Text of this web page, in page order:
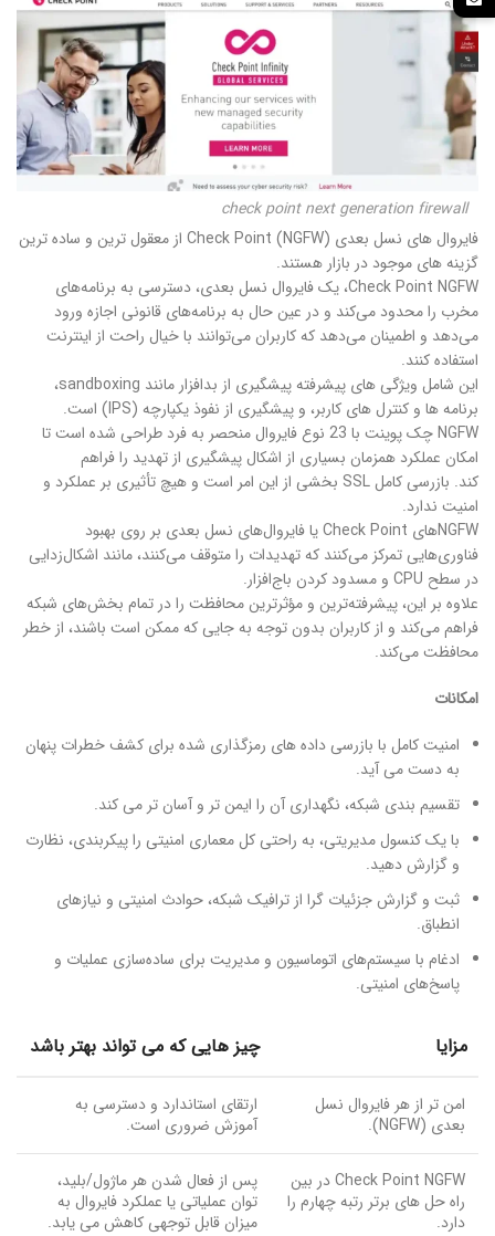
check point next generation firewall
فایروال های نسل بعدی Check Point (NGFW) از معقول ترین و ساده ترین
گزینه های موجود در بازار هستند.
Check Point NGFW، یک فایروال نسل بعدی، دسترسی به برنامه‌های
مخرب را محدود می‌کند و در عین حال به برنامه‌های قانونی اجازه ورود
می‌دهد و اطمینان می‌دهد که کاربران می‌توانند با خیال راحت از اینترنت
استفاده کنند.
این شامل ویژگی های پیشرفته پیشگیری از بدافزار مانند sandboxing،
برنامه ها و کنترل های کاربر، و پیشگیری از نفوذ یکپارچه (IPS) است.
NGFW چک پوینت با 23 نوع فایروال منحصر به فرد طراحی شده است تا
امکان عملکرد همزمان بسیاری از اشکال پیشگیری از تهدید را فراهم
کند. بازرسی کامل SSL بخشی از این امر است و هیچ تأثیری بر عملکرد و
امنیت ندارد.
NGFWهای Check Point یا فایروال‌های نسل بعدی بر روی بهبود
فناوری‌هایی تمرکز می‌کنند که تهدیدات را متوقف می‌کنند، مانند اشکال‌زدایی
در سطح CPU و مسدود کردن باج‌افزار.
علاوه بر این، پیشرفته‌ترین و مؤثرترین محافظت را در تمام بخش‌های شبکه
فراهم می‌کند و از کاربران بدون توجه به جایی که ممکن است باشند، از خطر
محافظت می‌کند.
امکانات
امنیت کامل با بازرسی داده های رمزگذاری شده برای کشف خطرات پنهان
به دست می آید.
تقسیم بندی شبکه، نگهداری آن را ایمن تر و آسان تر می کند.
با یک کنسول مدیریتی، به راحتی کل معماری امنیتی را پیکربندی، نظارت
و گزارش دهید.
ثبت و گزارش جزئیات گرا از ترافیک شبکه، حوادث امنیتی و نیازهای
انطباق.
ادغام با سیستم‌های اتوماسیون و مدیریت برای ساده‌سازی عملیات و
پاسخ‌های امنیتی.
مزایا چیز هایی که می تواند بهتر باشد
امن تر از هر فایروال نسل
بعدی (NGFW).
ارتقای استاندارد و دسترسی به
آموزش ضروری است.
Check Point NGFW در بین
راه حل های برتر رتبه چهارم را
دارد.
پس از فعال شدن هر ماژول/بلید،
توان عملیاتی یا عملکرد فایروال به
میزان قابل توجهی کاهش می یابد.